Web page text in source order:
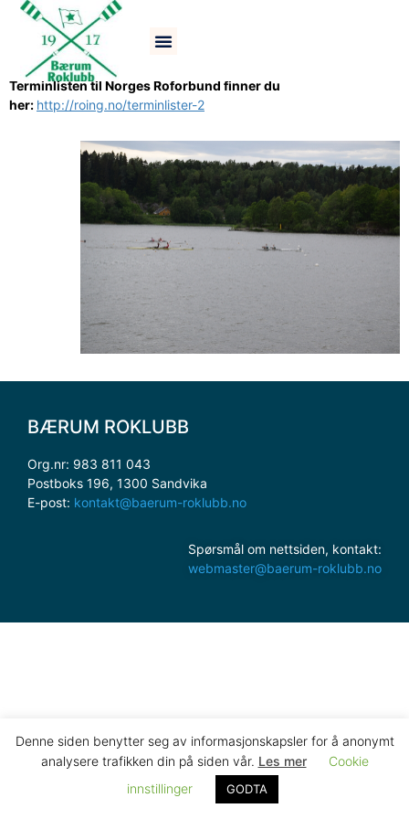
Regattaer
Terminlisten til Norges Roforbund finner du
her: http://roing.no/terminlister-2
BÆRUM ROKLUBB
Org.nr: 983 811 043
Postboks 196, 1300 Sandvika
E-post: kontakt@baerum-roklubb.no
Spørsmål om nettsiden, kontakt:
webmaster@baerum-roklubb.no
Denne siden benytter seg av informasjonskapsler for å anonymt
analysere trafikken din på siden vår. Les mer
Cookie
innstillinger
GODTA